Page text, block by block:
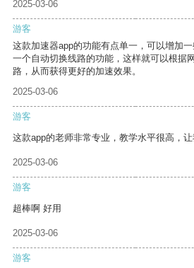
2025-03-06
游客
这款加速器app的功能有点单一，可以增加
一个自动切换线路的功能，这样就可以根据
路，从而获得更好的加速效果。
2025-03-06
游客
这款app的老师非常专业，教学水平很高，让
2025-03-06
游客
超棒啊 好用
2025-03-06
游客